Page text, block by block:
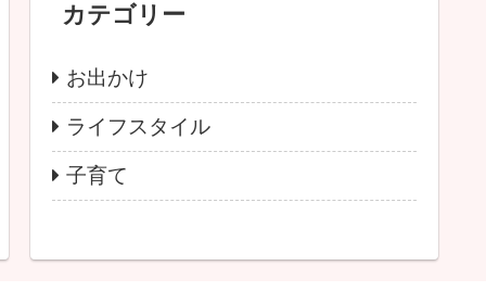
カテゴリー
お出かけ
ライフスタイル
子育て